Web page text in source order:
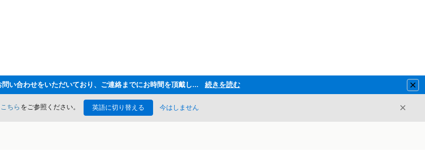
ただいま大変多くのお問い合わせをいただいており、ご連絡までにお時間を頂戴しております 続きを読む
こちら をご参照ください。 英語に切り替える 今はしません 閉じる